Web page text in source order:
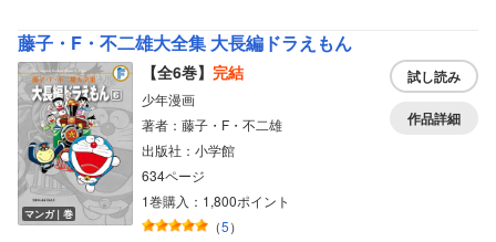
藤子・F・不二雄大全集 大長編ドラえもん
マンガ｜巻
【全6巻】 完結
少年漫画
著者：藤子・F・不二雄
出版社：小学館
634ページ
1巻購入：1,800ポイント
（5）
試し読み
作品詳細